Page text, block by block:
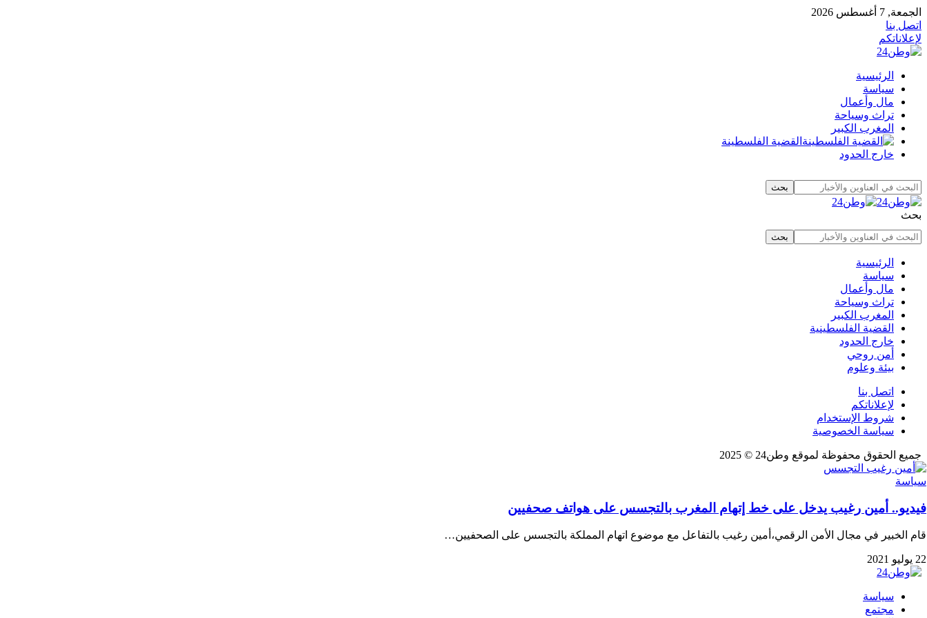
الجمعة, 7 أغسطس 2026
اتصل بنا
لإعلاناتكم
الرئيسية
سياسة
مال وأعمال
تراث وسياحة
المغرب الكبير
القضية الفلسطينة
خارج الحدود
بحث
الرئيسية
سياسة
مال وأعمال
تراث وسياحة
المغرب الكبير
القضية الفلسطينية
خارج الحدود
أمن روحي
بيئة وعلوم
اتصل بنا
لإعلاناتكم
شروط الإستخدام
سياسة الخصوصية
جميع الحقوق محفوظة لموقع وطن24 © 2025
سياسة
فيديو.. أمين رغيب يدخل على خط إتهام المغرب بالتجسس على هواتف صحفيين
قام الخبير في مجال الأمن الرقمي،أمين رغيب بالتفاعل مع موضوع اتهام المملكة بالتجسس على الصحفيين…
22 يوليو 2021
سياسة
مجتمع